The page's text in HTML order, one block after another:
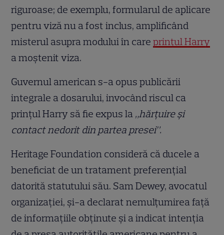
riguroase; de exemplu, formularul de aplicare
pentru viză nu a fost inclus, amplificând
misterul asupra modului în careprințul Harry
a moștenit viza.
Guvernul american s-a opus publicării
integrale a dosarului, invocând riscul ca
prințul Harry să fie expus la „hărțuire și
contact nedorit din partea presei”.
Heritage Foundation consideră că ducele a
beneficiat de un tratament preferențial
datorită statutului său. Sam Dewey, avocatul
organizației, și-a declarat nemulțumirea față
de informațiile obținute și a indicat intenția